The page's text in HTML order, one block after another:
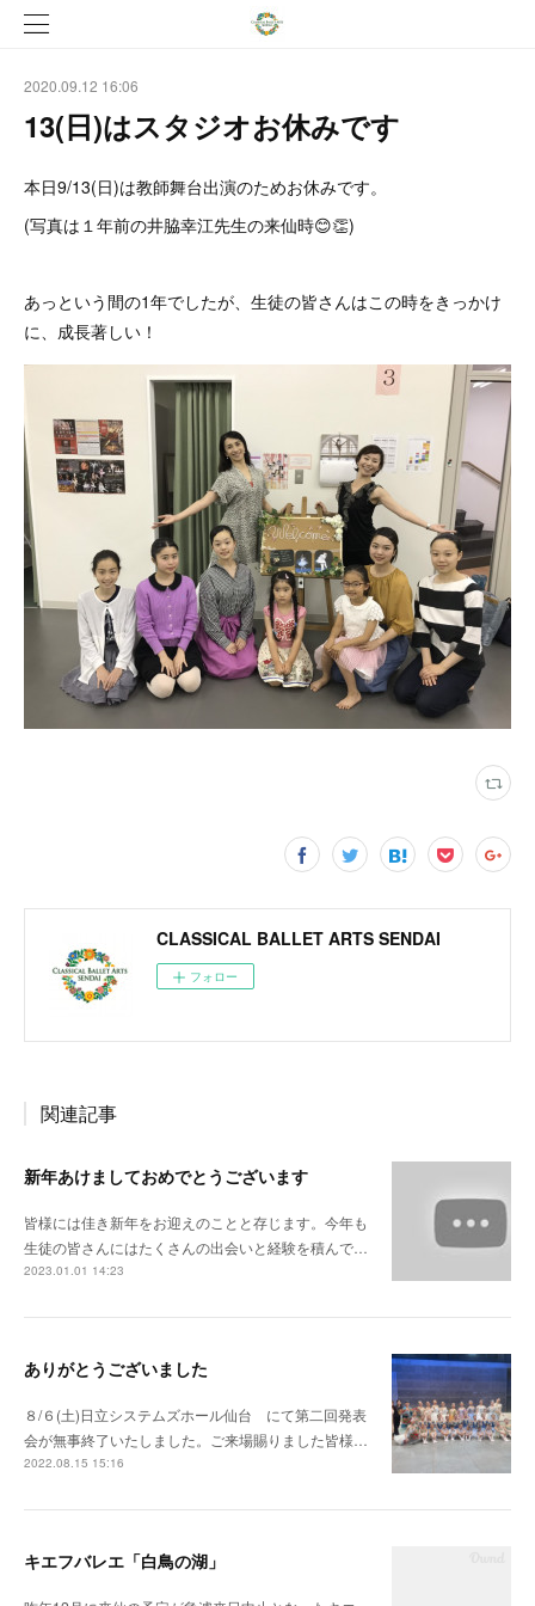
2020.09.12 16:06
13(日)はスタジオお休みです
本日9/13(日)は教師舞台出演のためお休みです。
(写真は１年前の井脇幸江先生の来仙時😊👏)
あっという間の1年でしたが、生徒の皆さんはこの時をきっかけ
に、成長著しい！
CLASSICAL BALLET ARTS SENDAI
フォロー
関連記事
新年あけましておめでとうございます
皆様には佳き新年をお迎えのことと存じます。今年も
生徒の皆さんにはたくさんの出会いと経験を積んで…
2023.01.01 14:23
ありがとうございました
８/６(土)日立システムズホール仙台 にて第二回発表
会が無事終了いたしました。ご来場賜りました皆様…
2022.08.15 15:16
キエフバレエ「白鳥の湖」